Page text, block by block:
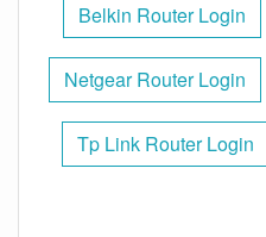
Belkin Router Login
Netgear Router Login
Tp Link Router Login